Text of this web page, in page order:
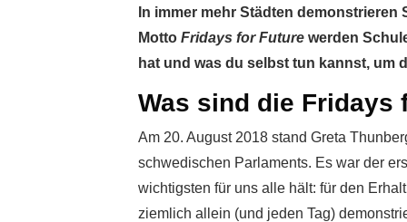
In immer mehr Städten
Motto Fridays for Future werden
hat und was du selbst tun kannst, um
Was sind die Fridays
Am 20. August 2018 stand Greta
schwedischen Parlaments. Es war der
wichtigsten für uns alle hält: für den
ziemlich allein (und jeden Tag)